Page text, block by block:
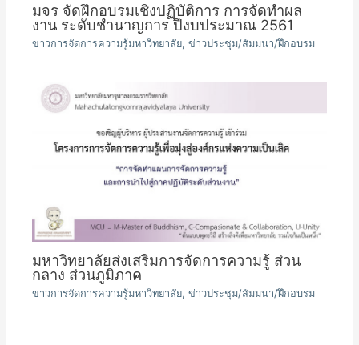
มจร จัดฝึกอบรมเชิงปฏิบัติการ การจัดทำผล
งาน ระดับชำนาญการ ปีงบประมาณ 2561
ข่าวการจัดการความรู้มหาวิทยาลัย,ข่าวประชุม/สัมมนา/ฝึกอบรม
มหาวิทยาลัยส่งเสริมการจัดการความรู้ ส่วน
กลาง ส่วนภูมิภาค
ข่าวการจัดการความรู้มหาวิทยาลัย,ข่าวประชุม/สัมมนา/ฝึกอบรม